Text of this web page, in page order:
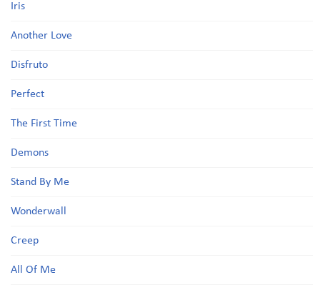
Iris
Another Love
Disfruto
Perfect
The First Time
Demons
Stand By Me
Wonderwall
Creep
All Of Me